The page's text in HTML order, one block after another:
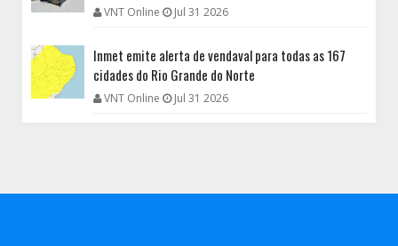
VNT Online Jul 31 2026
Inmet emite alerta de vendaval para todas as 167
cidades do Rio Grande do Norte
VNT Online Jul 31 2026